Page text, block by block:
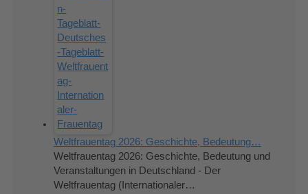
Weltfrauentag 2026: Geschichte, Bedeutung…
Weltfrauentag 2026: Geschichte, Bedeutung und
Veranstaltungen in Deutschland - Der
Weltfrauentag (Internationaler…